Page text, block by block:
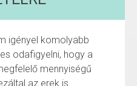
igényel komolyabb
odafigyelni, hogy a
mennyiségű
az erek is